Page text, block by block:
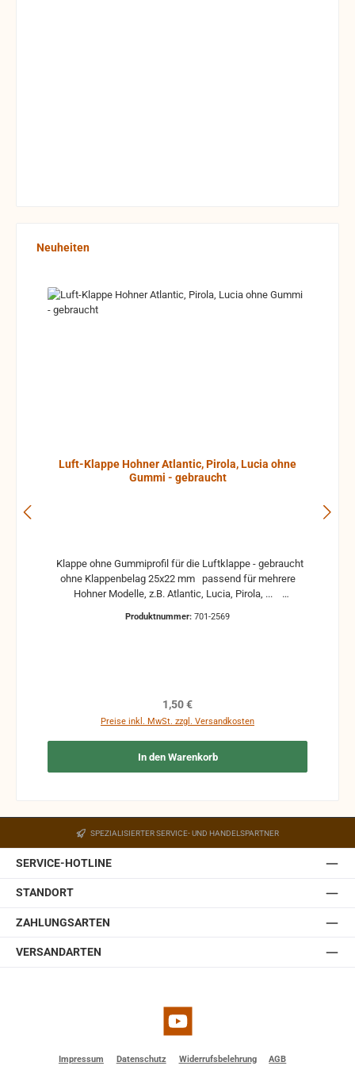
Produktgalerie überspringen
Neuheiten
Luft-Klappe Hohner Atlantic, Pirola, Lucia ohne
Gummi - gebraucht
ohne Klappenbelag 25x22 mm passend für mehrere
Hohner Modelle, z.B. Atlantic, Lucia, Pirola, ...
Funktion nicht mehr gewährleistet werden und die
Produktnummer: 701-2569
Regulärer Preis:
1,50 €
Preise inkl. MwSt. zzgl. Versandkosten
In den Warenkorb
SPEZIALISIERTER SERVICE- UND HANDELSPARTNER
SERVICE-HOTLINE
STANDORT
ZAHLUNGSARTEN
VERSANDARTEN
YouTube
Impressum Datenschutz Widerrufsbelehrung AGB